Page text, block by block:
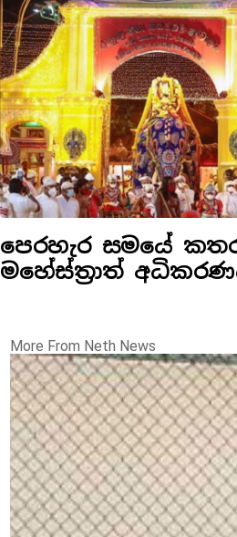
පෙරහැර සමයේ
මහේස්ත්‍රාත්
More From Neth News